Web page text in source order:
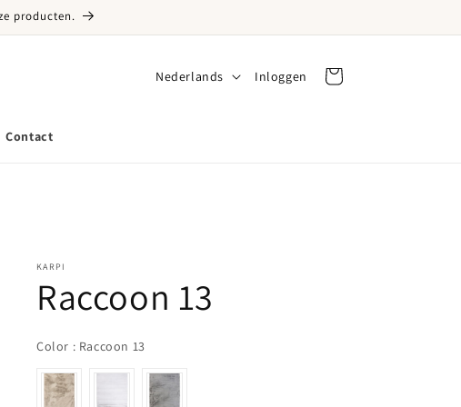
producten.
Contact
Taal
Nederlands Inloggen
InloggenWinkelwagen
KARPI
Raccoon 13
Color : Raccoon 13Color